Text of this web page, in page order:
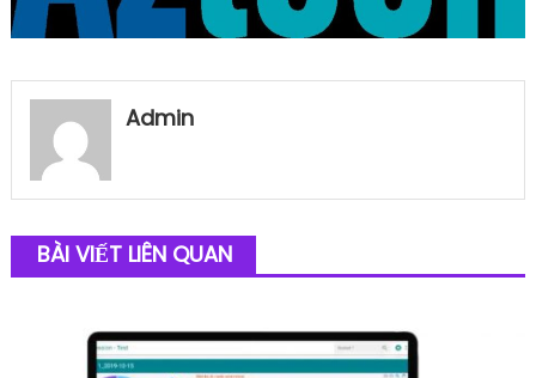
Admin
BÀI VIẾT LIÊN QUAN